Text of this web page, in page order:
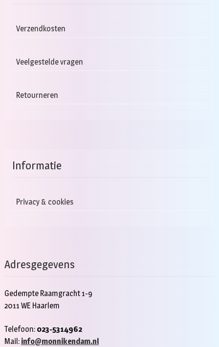
Verzendkosten
Veelgestelde vragen
Retourneren
Informatie
Privacy & cookies
Adresgegevens
Gedempte Raamgracht 1-9
2011 WE Haarlem
Telefoon: 023-5314962
Mail: info@monnikendam.nl